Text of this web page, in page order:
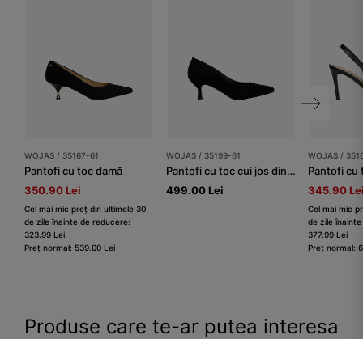
WOJAS / 35167-61
Pantofi cu toc damă
350.90 Lei
Cel mai mic preț din ultimele 30
de zile înainte de reducere:
323.99 Lei
Preț normal: 539.00 Lei
WOJAS / 35199-61
Pantofi cu toc cui jos din piele întoarsă, negri
499.00 Lei
WOJAS /
Pantofi cu
345.90
Cel mai mic
de zile
377.99 Lei
Preț normal:
Produse care te-ar putea interesa